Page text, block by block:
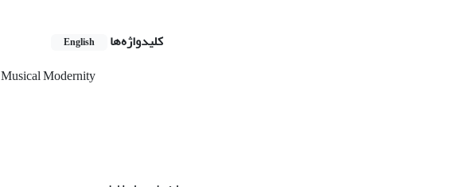
کلیدواژه‌ها English
Musical Modernity